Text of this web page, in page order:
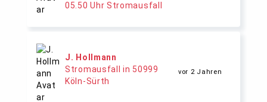
05.50 Uhr Stromausfall
J. Hollmann
Stromausfall in 50999
Köln-Sürth
vor 2 Jahren